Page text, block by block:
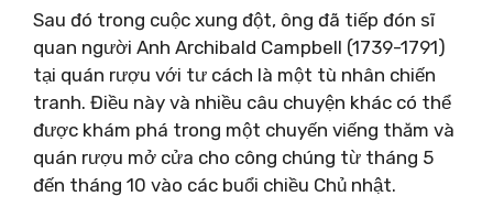
Sau đó trong cuộc xung đột, ông đã tiếp đón sĩ
quan người Anh Archibald Campbell (1739-1791)
tại quán rượu với tư cách là một tù nhân chiến
tranh. Điều này và nhiều câu chuyện khác có thể
được khám phá trong một chuyến viếng thăm và
quán rượu mở cửa cho công chúng từ tháng 5
đến tháng 10 vào các buổi chiều Chủ nhật.